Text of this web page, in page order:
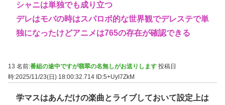
シャニは単独でも成り立つ
デレはモバの時はスパロボ的な世界観でデレステで単
独になったけどアニメは765の存在が確認できる
13 名前:番組の途中ですが翡翠の名無しがお送りします 投稿日
時:2025/11/23(日) 18:00:32.714 ID:5+UyI7ZkM
学マスはあんだけの楽曲とライブしておいて設定上は